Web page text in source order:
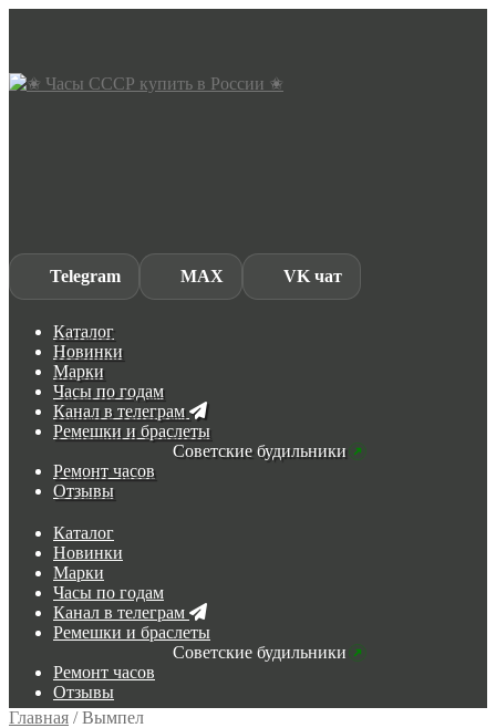
Skip
Skip
Telegram MAX VK чат
Каталог
Новинки
Марки
Часы по годам
Канал в телеграм
Ремешки и браслеты
Советские будильники
Ремонт часов
Отзывы
Каталог
Новинки
Марки
Часы по годам
Канал в телеграм
Ремешки и браслеты
Советские будильники
Ремонт часов
Отзывы
Главная /Вымпел